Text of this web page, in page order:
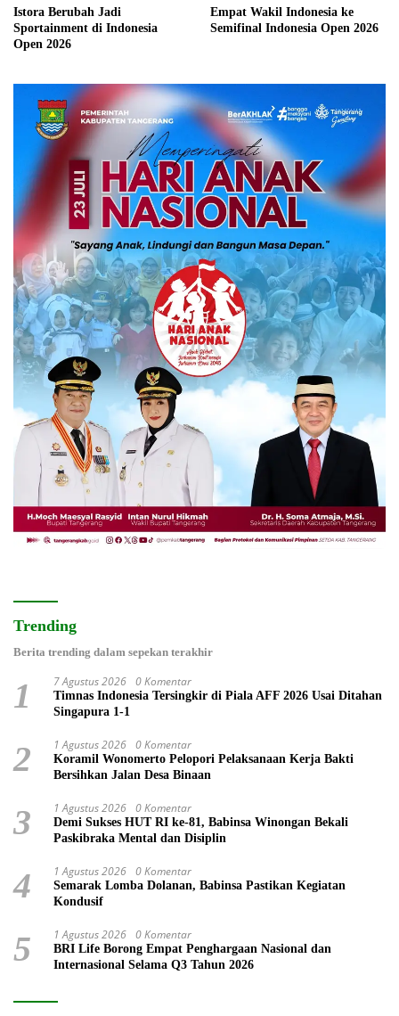
Istora Berubah Jadi
Sportainment di Indonesia
Open 2026
Empat Wakil Indonesia ke
Semifinal Indonesia Open 2026
Trending
Berita trending dalam sepekan terakhir
1 7 Agustus 2026 0 Komentar
Timnas Indonesia Tersingkir di Piala AFF 2026 Usai Ditahan
Singapura 1-1
2 1 Agustus 2026 0 Komentar
Koramil Wonomerto Pelopori Pelaksanaan Kerja Bakti
Bersihkan Jalan Desa Binaan
3 1 Agustus 2026 0 Komentar
Demi Sukses HUT RI ke-81, Babinsa Winongan Bekali
Paskibraka Mental dan Disiplin
4 1 Agustus 2026 0 Komentar
Semarak Lomba Dolanan, Babinsa Pastikan Kegiatan
Kondusif
5 1 Agustus 2026 0 Komentar
BRI Life Borong Empat Penghargaan Nasional dan
Internasional Selama Q3 Tahun 2026